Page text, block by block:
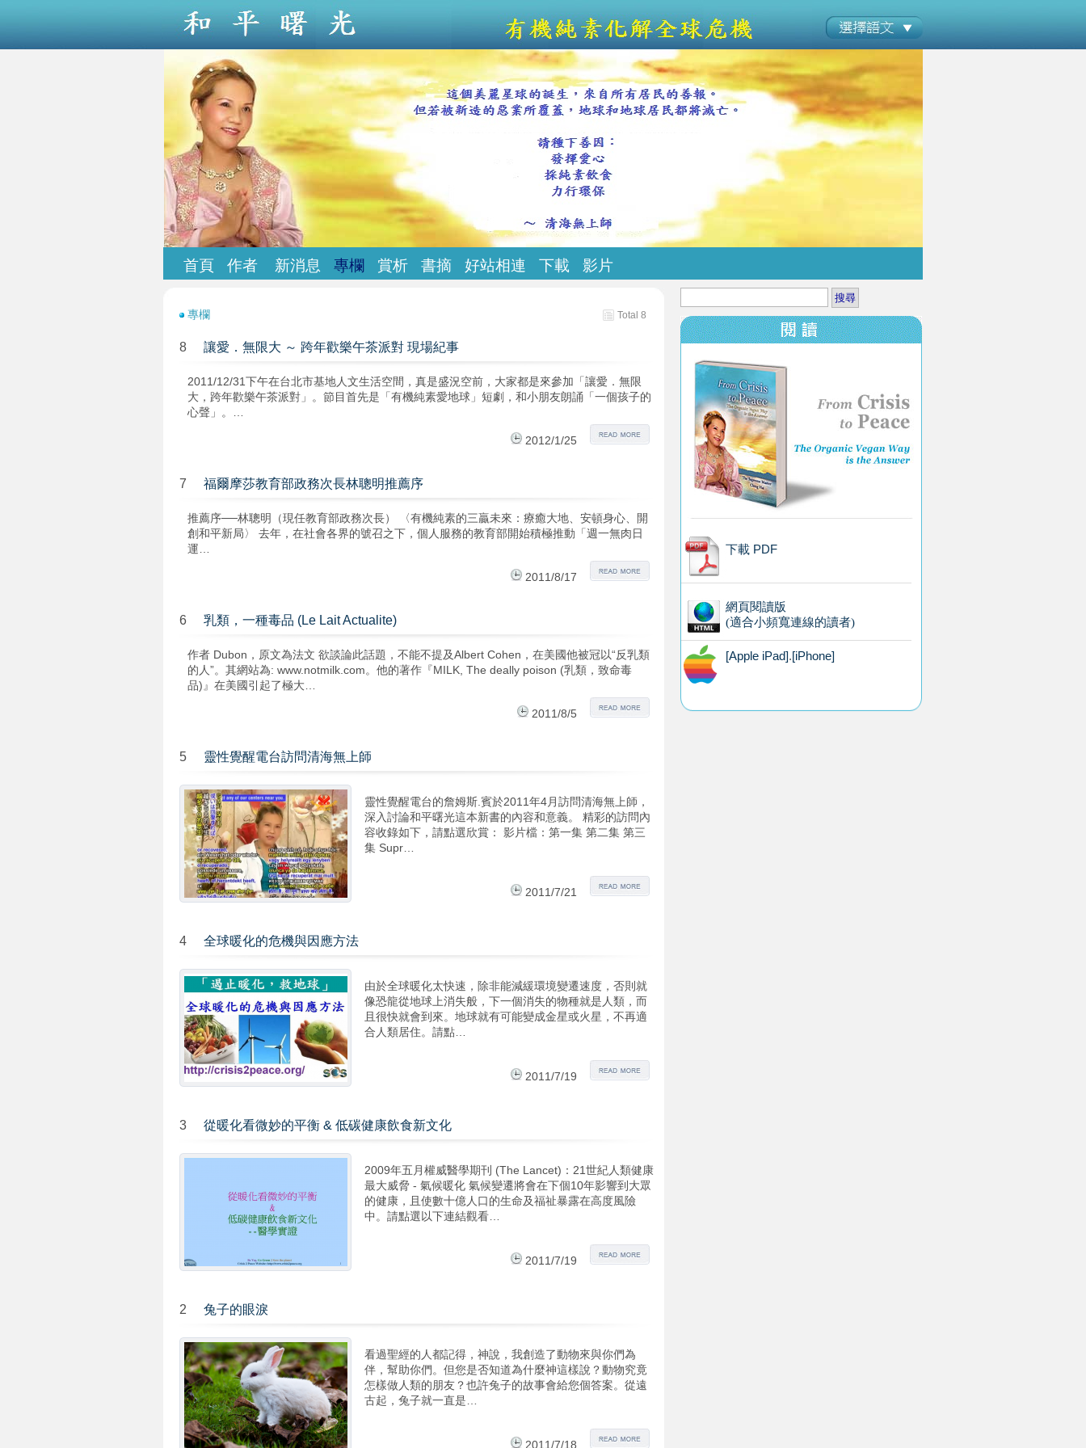
首頁 作者 新消息 專欄 賞析 書摘 好站相連 下載 影片
專欄 Total 8
8 讓愛．無限大 ～ 跨年歡樂午茶派對 現場紀事
2011/12/31下午在台北市基地人文生活空間，真是盛況空前，大家都是來參加「讓愛．無限
大，跨年歡樂午茶派對」。節目首先是「有機純素愛地球」短劇，和小朋友朗誦「一個孩子的
心聲」。…
2012/1/25
7 福爾摩莎教育部政務次長林聰明推薦序
推薦序──林聰明（現任教育部政務次長） 〈有機純素的三贏未來：療癒大地、安頓身心、開
創和平新局〉 去年，在社會各界的號召之下，個人服務的教育部開始積極推動「週一無肉日
運…
2011/8/17
6 乳類，一種毒品 (Le Lait Actualite)
作者 Dubon，原文為法文 欲談論此話題，不能不提及Albert Cohen，在美國他被冠以“反乳類
的人”。其網站為: www.notmilk.com。他的著作『MILK, The deally poison (乳類，致命毒
品)』在美國引起了極大…
2011/8/5
5 靈性覺醒電台訪問清海無上師
靈性覺醒電台的詹姆斯.賓於2011年4月訪問清海無上師，
深入討論和平曙光這本新書的內容和意義。 精彩的訪問內
容收錄如下，請點選欣賞： 影片檔：第一集 第二集 第三
集 Supr…
2011/7/21
4 全球暖化的危機與因應方法
由於全球暖化太快速，除非能減緩環境變遷速度，否則就
像恐龍從地球上消失般，下一個消失的物種就是人類，而
且很快就會到來。地球就有可能變成金星或火星，不再適
合人類居住。請點…
2011/7/19
3 從暖化看微妙的平衡 & 低碳健康飲食新文化
2009年五月權威醫學期刊 (The Lancet)：21世紀人類健康
最大威脅 - 氣候暖化 氣候變遷將會在下個10年影響到大眾
的健康，且使數十億人口的生命及福祉暴露在高度風險
中。請點選以下連結觀看…
2011/7/19
2 兔子的眼淚
看過聖經的人都記得，神說，我創造了動物來與你們為
伴，幫助你們。但您是否知道為什麼神這樣說？動物究竟
怎樣做人類的朋友？也許兔子的故事會給您個答案。從遠
古起，兔子就一直是…
2011/7/18
下載 PDF
網頁閱讀版
(適合小頻寬連線的讀者)
[Apple iPad].[iPhone]